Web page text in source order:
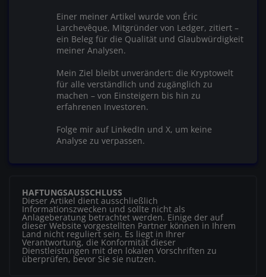
Einer meiner Artikel wurde von Éric
Larchevêque, Mitgründer von Ledger, zitiert –
ein Beleg für die Qualität und Glaubwürdigkeit
meiner Analysen.
Mein Ziel bleibt unverändert: die Kryptowelt
für alle verständlich und zugänglich zu
machen – von Einsteigern bis hin zu
erfahrenen Investoren.
Folge mir auf LinkedIn und X, um keine
Analyse zu verpassen.
HAFTUNGSAUSSCHLUSS
Dieser Artikel dient ausschließlich
Informationszwecken und sollte nicht als
Anlageberatung betrachtet werden. Einige der auf
dieser Website vorgestellten Partner können in Ihrem
Land nicht reguliert sein. Es liegt in Ihrer
Verantwortung, die Konformität dieser
Dienstleistungen mit den lokalen Vorschriften zu
überprüfen, bevor Sie sie nutzen.